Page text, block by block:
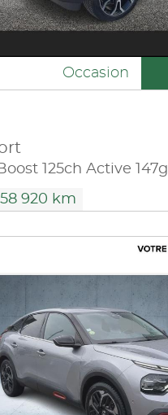
Occasion
125ch Active 147g
58 920 km